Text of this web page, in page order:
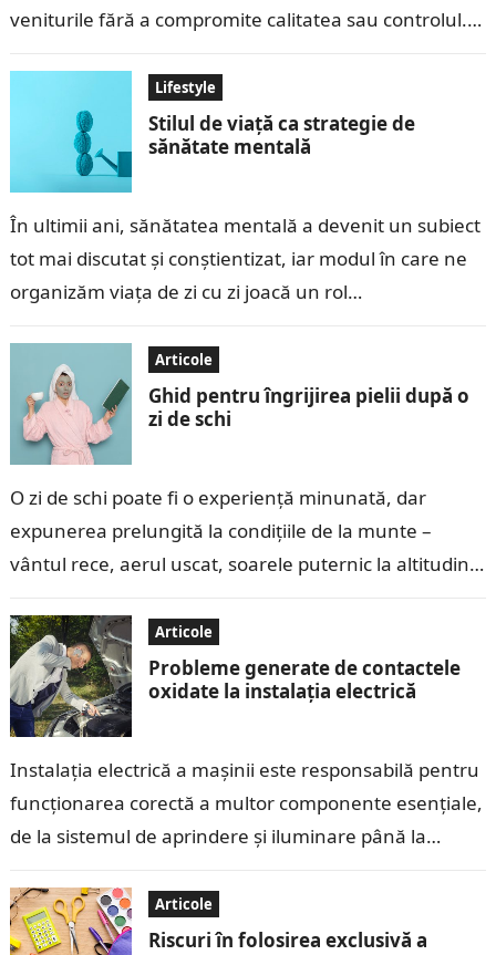
veniturile fără a compromite calitatea sau controlul.
este licențierea. Prin…
Lifestyle
Stilul de viață ca strategie de
sănătate mentală
În ultimii ani, sănătatea mentală a devenit un subiect
tot mai discutat și conștientizat, iar modul în care ne
organizăm viața de zi cu zi joacă un rol…
Articole
Ghid pentru îngrijirea pielii după o
zi de schi
O zi de schi poate fi o experiență minunată, dar
expunerea prelungită la condițiile de la munte –
vântul rece, aerul uscat, soarele puternic la altitudini
Articole
Probleme generate de contactele
oxidate la instalația electrică
Instalația electrică a mașinii este responsabilă pentru
funcționarea corectă a multor componente esențiale,
de la sistemul de aprindere și iluminare până la
electrice, care…
Articole
Riscuri în folosirea exclusivă a